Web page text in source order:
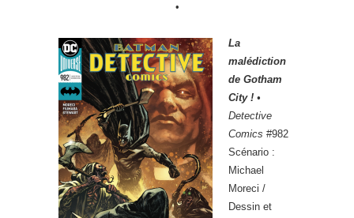
•
La
malédiction
de Gotham
City ! •
Detective
Comics #982
Scénario :
Michael
Moreci /
Dessin et